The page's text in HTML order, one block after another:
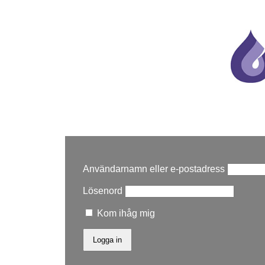
Användarnamn eller e-postadress
Lösenord
Kom ihåg mig